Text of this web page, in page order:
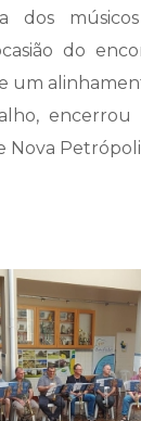
dos
do
um
Nova